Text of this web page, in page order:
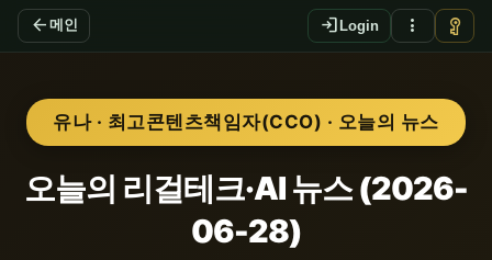
arrow_back 메인 login Login more_vert vpn_key
유나 · 최고콘텐츠책임자(CCO) · 오늘의 뉴스
오늘의 리걸테크·AI 뉴스 (2026-
06-28)